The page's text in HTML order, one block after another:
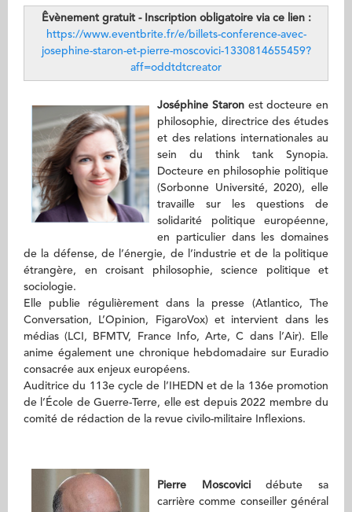
Êvènement gratuit - Inscription obligatoire via ce lien :
https://www.eventbrite.fr/e/billets-conference-avec-
josephine-staron-et-pierre-moscovici-1330814655459?
aff=oddtdtcreator
Joséphine Staronest docteure en
philosophie, directrice des études
et des relations internationales au
sein du think tank Synopia.
Docteure en philosophie politique
(Sorbonne Université, 2020), elle
travaille sur les questions de
solidarité politique européenne,
en particulier dans les domaines
de la défense, de l’énergie, de l’industrie et de la politique
étrangère, en croisant philosophie, science politique et
sociologie.
Elle publie régulièrement dans la presse (Atlantico, The
Conversation, L’Opinion, FigaroVox) et intervient dans les
médias (LCI, BFMTV, France Info, Arte, C dans l’Air). Elle
anime également une chronique hebdomadaire sur Euradio
consacrée aux enjeux européens.
Auditrice du 113e cycle de l’IHEDN et de la 136e promotion
de l’École de Guerre-Terre, elle est depuis 2022 membre du
comité de rédaction de la revue civilo-militaire Inflexions.
Pierre Moscovicidébute sa
carrière comme conseiller général